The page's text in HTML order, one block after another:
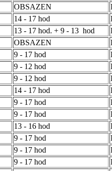
OBSAZEN
14 - 17 hod
13 - 17 hod. + 9 - 13 hod
OBSAZEN
9 - 17 hod
9 - 12 hod
9 - 12 hod
14 - 17 hod
9 - 17 hod
9 - 17 hod
13 - 16 hod
9 - 17 hod
9 - 17 hod
9 - 17 hod